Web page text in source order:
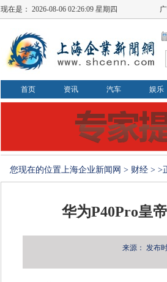
现在是： 2026-08-06 02:26:09 星期四
首页 资讯 汽车 娱乐
您现在的位置上海企业新闻网 > 财经 > >
华为P40Pro皇
来源： 发布